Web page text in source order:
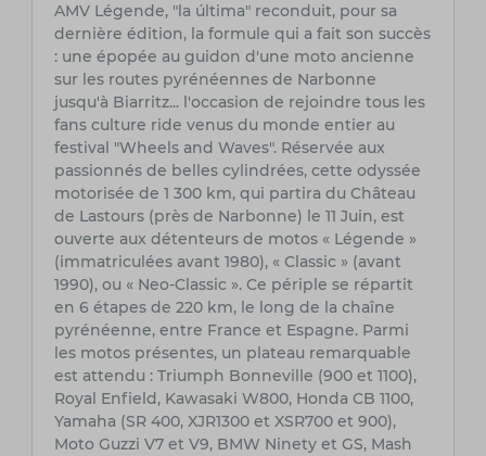
AMV Légende, "la última" reconduit, pour sa
dernière édition, la formule qui a fait son succès
: une épopée au guidon d'une moto ancienne
sur les routes pyrénéennes de Narbonne
jusqu'à Biarritz... l'occasion de rejoindre tous les
fans culture ride venus du monde entier au
festival "Wheels and Waves". Réservée aux
passionnés de belles cylindrées, cette odyssée
motorisée de 1 300 km, qui partira du Château
de Lastours (près de Narbonne) le 11 Juin, est
ouverte aux détenteurs de motos « Légende »
(immatriculées avant 1980), « Classic » (avant
1990), ou « Neo-Classic ». Ce périple se répartit
en 6 étapes de 220 km, le long de la chaîne
pyrénéenne, entre France et Espagne. Parmi
les motos présentes, un plateau remarquable
est attendu : Triumph Bonneville (900 et 1100),
Royal Enfield, Kawasaki W800, Honda CB 1100,
Yamaha (SR 400, XJR1300 et XSR700 et 900),
Moto Guzzi V7 et V9, BMW Ninety et GS, Mash